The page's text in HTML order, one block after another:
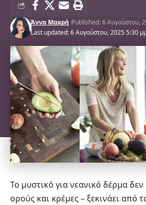
Last updated: 6 Αυγούστου, 2025 5:30
Άννα Μακρή Published: 6 Αυγούστου,
Το μυστικό για νεανικό δέρμα
ορούς και κρέμες – ξεκινάει από